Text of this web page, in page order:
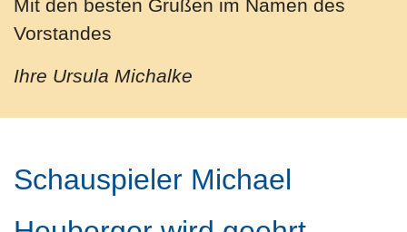
Mit den besten Grüßen im Namen des
Vorstandes
Ihre Ursula Michalke
Schauspieler Michael